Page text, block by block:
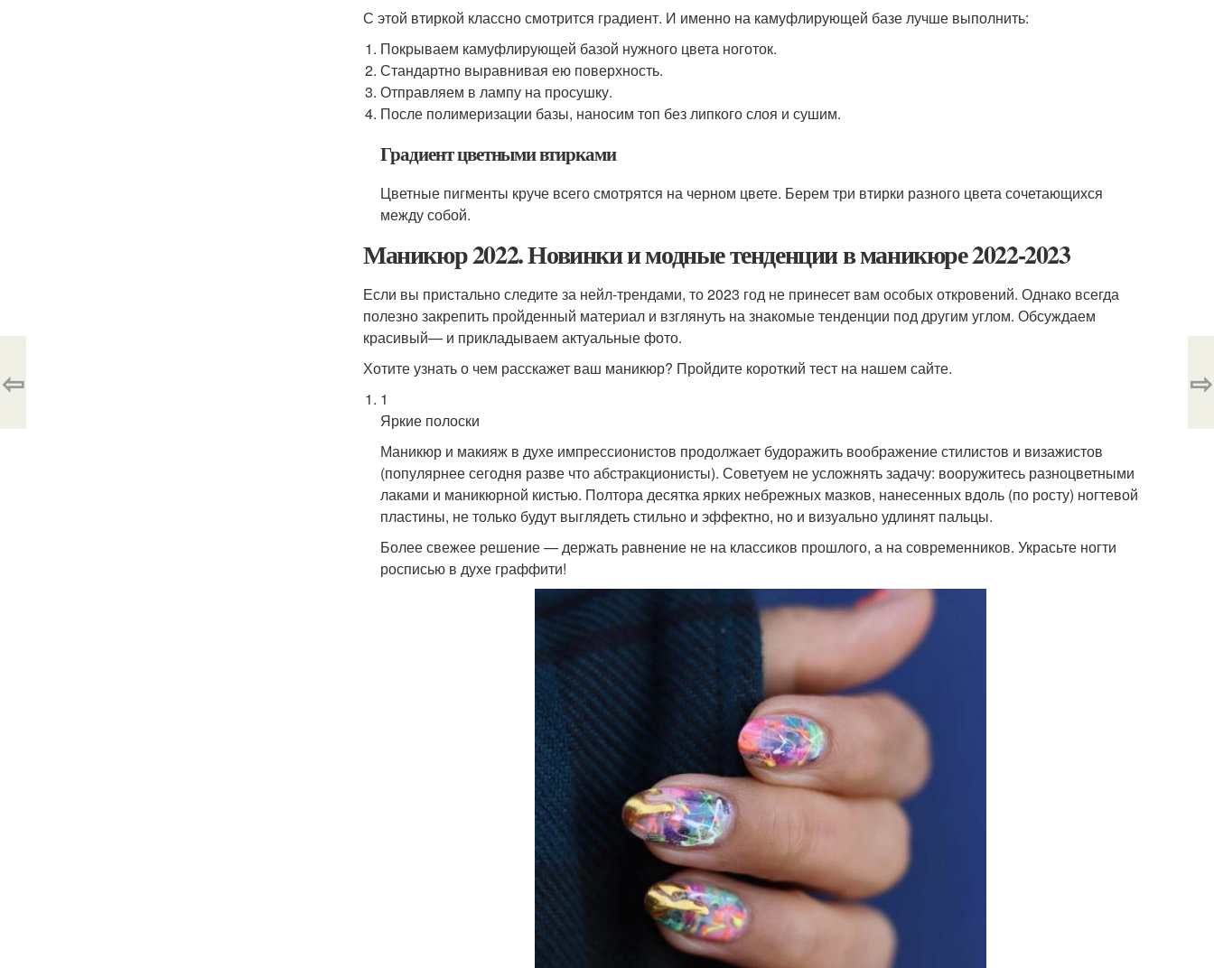
С этой втиркой классно смотрится градиент. И именно на камуфлирующей базе лучше выполнить:
Покрываем камуфлирующей базой нужного цвета ноготок.
Стандартно выравнивая ею поверхность.
Отправляем в лампу на просушку.
После полимеризации базы, наносим топ без липкого слоя и сушим.
Градиент цветными втирками
Цветные пигменты круче всего смотрятся на черном цвете. Берем три втирки разного цвета сочетающихся
между собой.
Маникюр 2022. Новинки и модные тенденции в маникюре 2022-2023
Если вы пристально следите за нейл-трендами, то 2023 год не принесет вам особых откровений. Однако всегда
полезно закрепить пройденный материал и взглянуть на знакомые тенденции под другим углом. Обсуждаем
красивый— и прикладываем актуальные фото.
Хотите узнать о чем расскажет ваш маникюр? Пройдите короткий тест на нашем сайте.
1
Яркие полоски
Маникюр и макияж в духе импрессионистов продолжает будоражить воображение стилистов и визажистов
(популярнее сегодня разве что абстракционисты). Советуем не усложнять задачу: вооружитесь разноцветными
лаками и маникюрной кистью. Полтора десятка ярких небрежных мазков, нанесенных вдоль (по росту) ногтевой
пластины, не только будут выглядеть стильно и эффектно, но и визуально удлинят пальцы.
Более свежее решение — держать равнение не на классиков прошлого, а на современников. Украсьте ногти
росписью в духе граффити!
⇦ ⇨